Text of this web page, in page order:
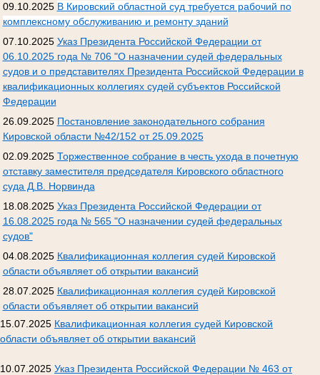
09.10.2025 В Кировский областной суд требуется рабочий по
комплексному обслуживанию и ремонту зданий
07.10.2025 Указ Президента Российской Федерации от
06.10.2025 года № 706 "О назначении судей федеральных
судов и о представителях Президента Российской Федерации в
квалификационных коллегиях судей субъектов Российской
Федерации
26.09.2025 Постановление законодательного собрания
Кировской области №42/152 от 25.09.2025
02.09.2025 Торжественное собрание в честь ухода в почетную
отставку заместителя председателя Кировского областного
суда Д.В. Норвинда
18.08.2025 Указ Президента Российской Федерации от
16.08.2025 года № 565 "О назначении судей федеральных
судов"
04.08.2025 Квалификационная коллегия судей Кировской
области объявляет об открытии вакансий
28.07.2025 Квалификационная коллегия судей Кировской
области объявляет об открытии вакансий
15.07.2025 Квалификационная коллегия судей Кировской
области объявляет об открытии вакансий
10.07.2025 Указ Президента Российской Федерации № 463 от